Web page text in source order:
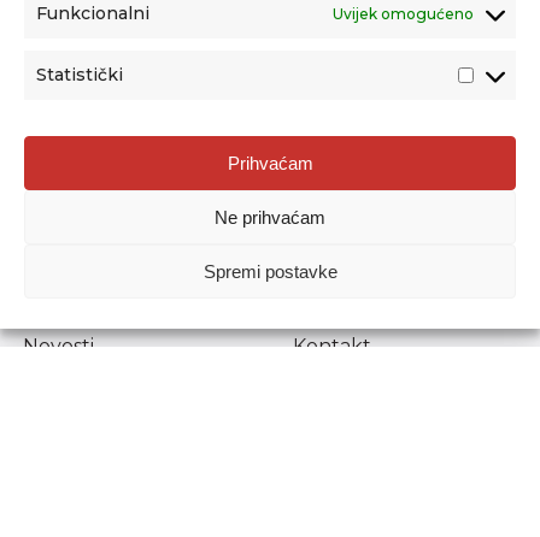
Funkcionalni Uvijek omogućeno
Statistički
Prihvaćam
Ne prihvaćam
Spremi postavke
Agencija za odgoj i obrazovanje
Donje Svetice 38, 10000 Zagreb
1778129
Prenošenje sadržaja dopušteno je uz navođenje izvora.
Novosti
Kontakt